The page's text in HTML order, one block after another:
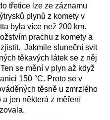
třetice lze ze záznamu
plynů z komety v
byla více než 200 km.
prachu z komety a
Jakmile sluneční svit
těkavých látek se z něj
se mění v plyn až když
150 °C. Proto se v
těsně u zmrzlého
jen některá z měření